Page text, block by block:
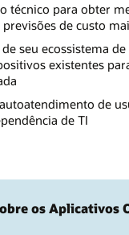
técnico para obter
de custo
seu ecossistema de
existentes
de
de TI
os Aplicativos